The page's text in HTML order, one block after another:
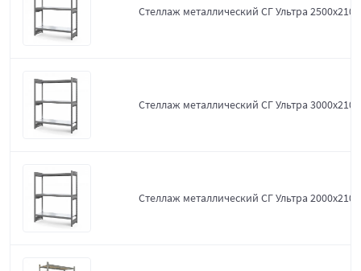
Стеллаж металлический СГ Ультра
Стеллаж металлический СГ Ультра
Стеллаж металлический СГ Ультра